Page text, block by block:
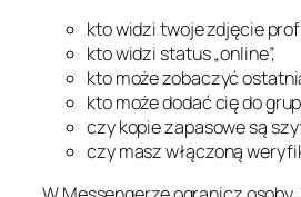
kto widzi twoje zdjęcie
kto widzi status „online”,
kto może zobaczyć
kto może dodać cię do
czy kopie zapasowe są
czy masz włączoną